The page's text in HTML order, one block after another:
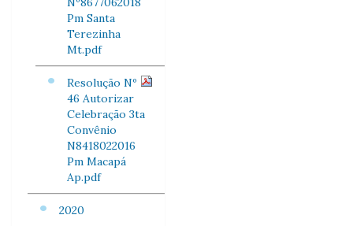
Pm Santa
Terezinha
Mt.pdf
Resolução Nº
46 Autorizar
Celebração 3ta
Convênio
N8418022016
Pm Macapá
Ap.pdf
2020